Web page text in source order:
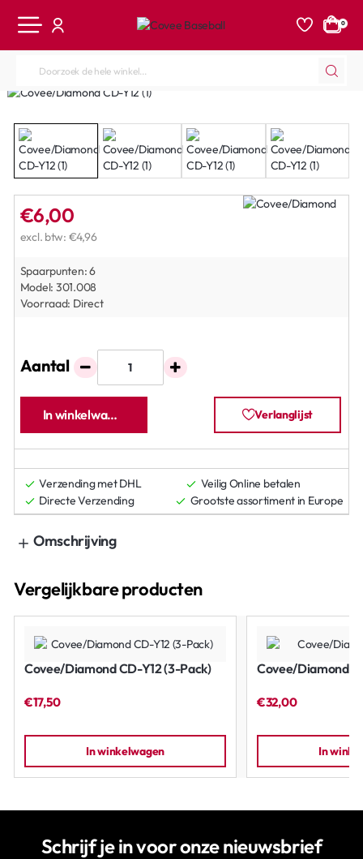
0
Doorzoek
de
winkel...
Spaarpunten:6
Model: 301.008
Voorraad: Direct
€6,00
excl. btw: €4,96
Aantal
In winkelwagen Verlanglijst
Verzending met DHL
Veilig Online betalen
Directe Verzending
Grootste assortiment in Europe
Omschrijving
Vergelijkbare producten
Covee/Diamond CD-Y12 (3-Pack)
€17,50
In winkelwagen
Covee/Diamond
€32,00
In
Schrijf je in voor onze nieuwsbrief